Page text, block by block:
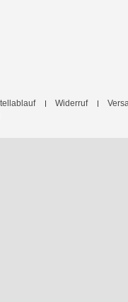
Widerruf